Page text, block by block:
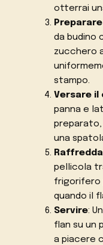
otterrai
da budino
zucchero
stampo.
Versare
panna e
una
pellicola
frigorifero
quando il
Servire:
flan su un
a piacere